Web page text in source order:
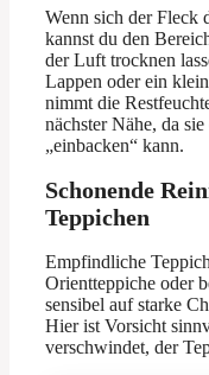
Wenn sich der Fleck
kannst du den
der Luft trocknen
Lappen oder ein
nimmt die
nächster Nähe, da
„einbacken“ kann.
Schonende
Teppichen
Empfindliche
Orientteppiche oder
sensibel auf starke
Hier ist Vorsicht
verschwindet, der